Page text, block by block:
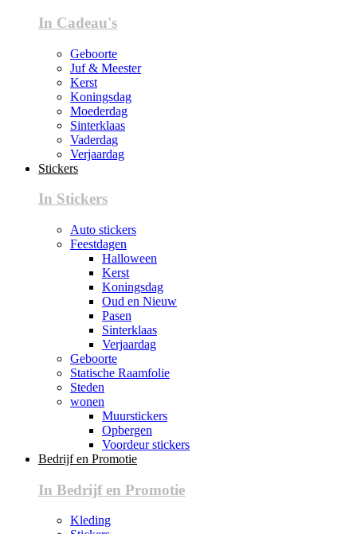
In Cadeau's
Geboorte
Juf & Meester
Kerst
Koningsdag
Moederdag
Sinterklaas
Vaderdag
Verjaardag
Stickers
In Stickers
Auto stickers
Feestdagen
Halloween
Kerst
Koningsdag
Oud en Nieuw
Pasen
Sinterklaas
Verjaardag
Geboorte
Statische Raamfolie
Steden
wonen
Muurstickers
Opbergen
Voordeur stickers
Bedrijf en Promotie
In Bedrijf en Promotie
Kleding